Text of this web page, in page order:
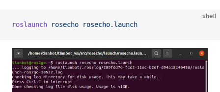
shell
roslaunch rosecho rosecho.launch